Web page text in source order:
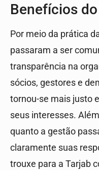
Benefícios
Por meio da prática
passaram a ser
transparência na
sócios, gestores e
tornou-se mais justo
seus interesses.
quanto a gestão
claramente suas
trouxe para a Tarjab